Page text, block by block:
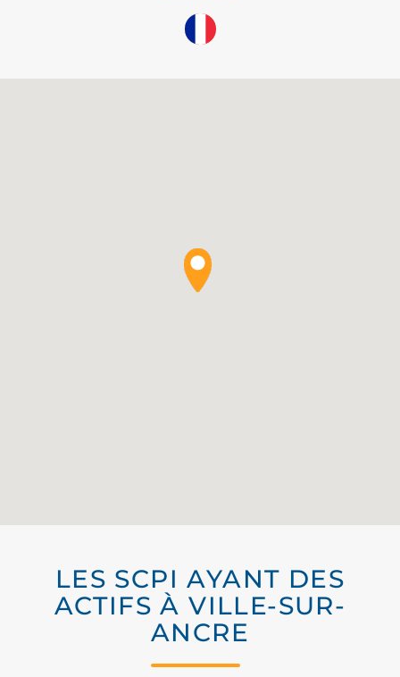
LES SCPI AYANT DES
ACTIFS À VILLE-SUR-
ANCRE